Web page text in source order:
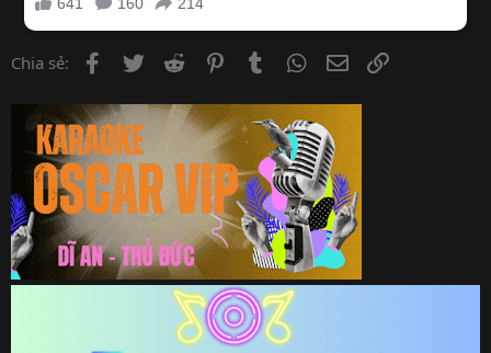
Chia sẻ: Facebook
Twitter Reddit PinterestTumblr WhatsApp
Email